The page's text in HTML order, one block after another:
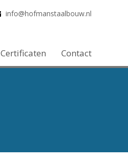
info@hofmanstaalbouw.nl
Certificaten Contact